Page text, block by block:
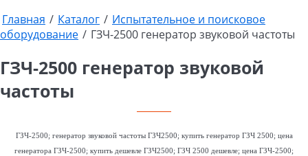
Главная / Каталог / Испытательное и поисковое
оборудование / ГЗЧ-2500 генератор звуковой частоты
ГЗЧ-2500 генератор звуковой
частоты
ГЗЧ-2500; генератор звуковой частоты ГЗЧ2500; купить генератор ГЗЧ 2500; цена
генератора ГЗЧ-2500; купить дешевле ГЗЧ2500; ГЗЧ 2500 дешевле; цена ГЗЧ-2500;